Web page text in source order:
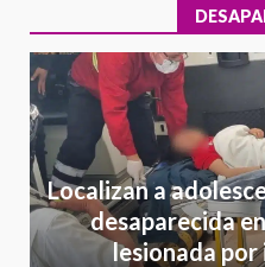
Localizan a
desaparecida
lesionada